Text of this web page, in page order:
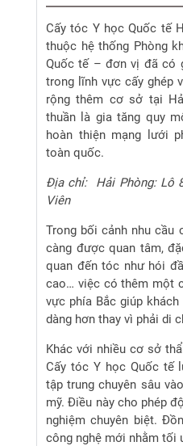
Cấy tóc Y học Quốc tế
thuộc hệ thống Phòng
Quốc tế – đơn vị đã có
trong lĩnh vực cấy ghép
rộng thêm cơ sở tại
thuần là gia tăng quy
hoàn thiện mạng lưới
toàn quốc.
Địa chỉ: Hải Phòng: Lô
Viên
Trong bối cảnh nhu cầu
càng được quan tâm,
quan đến tóc như hói
cao… việc có thêm một
vực phía Bắc giúp
dàng hơn thay vì phải di
Khác với nhiều cơ sở
Cấy tóc Y học Quốc tế
tập trung chuyên sâu
mỹ. Điều này cho phép
nghiệm chuyên biệt.
công nghệ mới nhằm tối